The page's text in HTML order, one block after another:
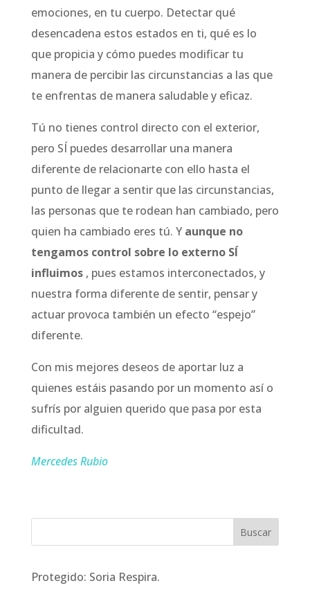
emociones, en tu cuerpo. Detectar qué
desencadena estos estados en ti, qué es lo
que propicia y cómo puedes modificar tu
manera de percibir las circunstancias a las que
te enfrentas de manera saludable y eficaz.
Tú no tienes control directo con el exterior,
pero SÍ puedes desarrollar una manera
diferente de relacionarte con ello hasta el
punto de llegar a sentir que las circunstancias,
las personas que te rodean han cambiado, pero
quien ha cambiado eres tú. Yaunque no
tengamos control sobre lo externo SÍ
influimos, pues estamos interconectados, y
nuestra forma diferente de sentir, pensar y
actuar provoca también un efecto “espejo”
diferente.
Con mis mejores deseos de aportar luz a
quienes estáis pasando por un momento así o
sufrís por alguien querido que pasa por esta
dificultad.
Mercedes Rubio
Protegido: Soria Respira.